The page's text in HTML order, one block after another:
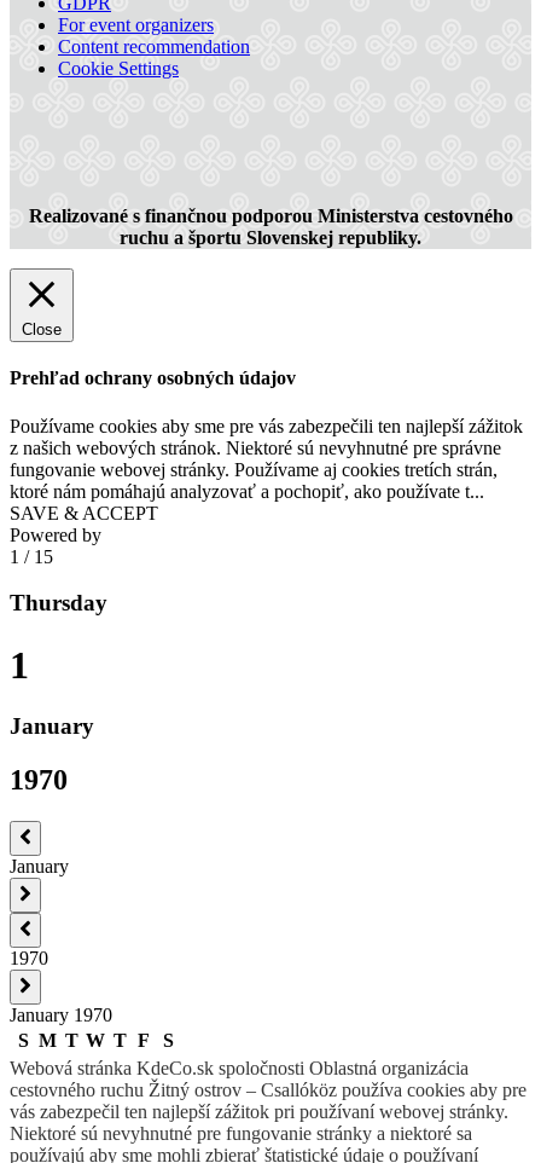
For event organizers
Content recommendation
Cookie Settings
Realizované s finančnou podporou Ministerstva cestovného
ruchu a športu Slovenskej republiky.
Webová stránka KdeCo.sk spoločnosti Oblastná organizácia
cestovného ruchu Žitný ostrov – Csallóköz používa cookies aby pre
vás zabezpečil ten najlepší zážitok pri používaní webovej stránky.
Niektoré sú nevyhnutné pre fungovanie stránky a niektoré sa
používajú aby sme mohli zbierať štatistické údaje o používaní
Close
Prehľad ochrany osobných údajov
Používame cookies aby sme pre vás zabezpečili ten najlepší zážitok
z našich webových stránok. Niektoré sú nevyhnutné pre správne
fungovanie webovej stránky. Používame aj cookies tretích strán,
ktoré nám pomáhajú analyzovať a pochopiť, ako používate t...
SAVE & ACCEPT
Powered by
1 / 15
Thursday
1
January
1970
January
1970
January 1970
S M T W T F
S
28 29 30 31 1 2
3
4
5 6 7 8 9
10
11 12 13 14 15 16 17
18 19 20 21 22 23 24